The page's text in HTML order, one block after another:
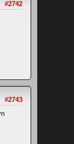
#2742
#2743